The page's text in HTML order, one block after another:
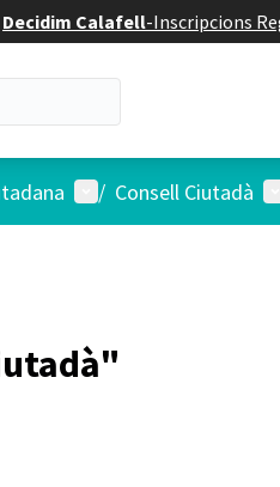
Decidim Calafell-Inscripcions
Menú d'usuari
/ Consell Ciutadà